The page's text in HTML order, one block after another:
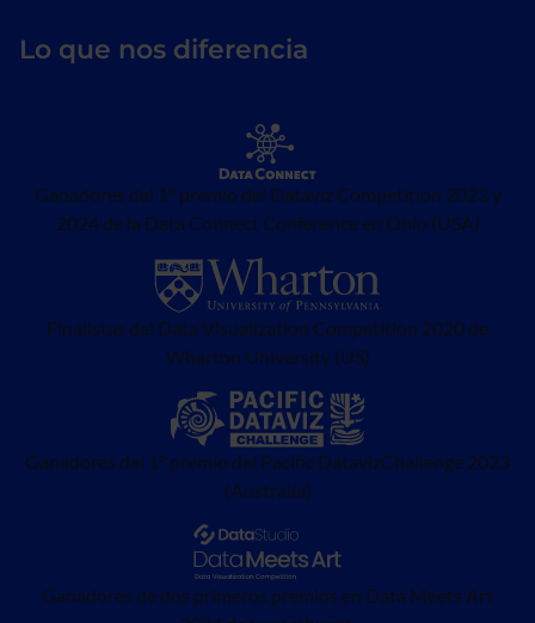
Lo que nos diferencia
Ganadores del 1º premio del Dataviz Competition 2023 y
2024 de la Data Connect Conference en Ohio (USA)
Finalistas del Data Visualization Competition 2020 de
Wharton University (US)
Ganadores del 1º premio del Pacific DatavizChallenge 2023
(Australia)
Ganadores de dos primeros premios en Data Meets Art